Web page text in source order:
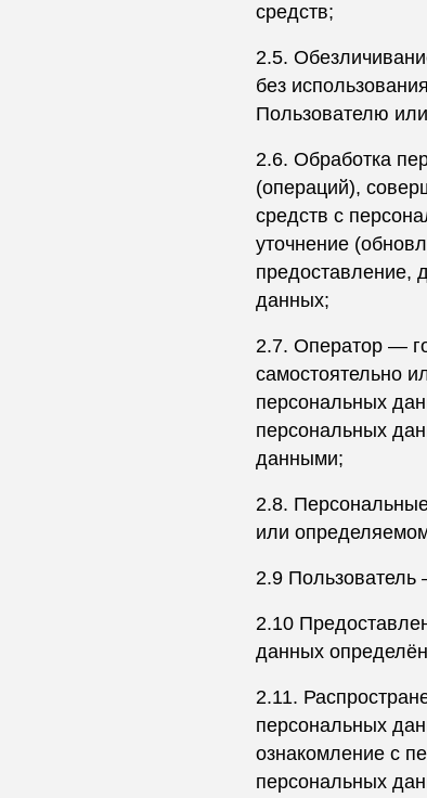
средств;
2.5.
без
Пользователю
2.6. Обработка
(операций),
средств с
уточнение
предоставление,
данных;
2.7. Оператор —
самостоятельно
персональных
персональных
данными;
2.8.
или
2.9 Пользователь
2.10
данных
2.11.
персональных
ознакомление с
персональных